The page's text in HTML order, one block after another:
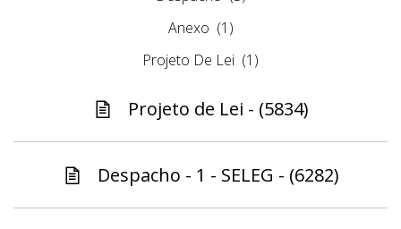
Anexo (1)
Projeto De Lei (1)
Projeto de Lei - (5834)
Despacho - 1 - SELEG - (6282)